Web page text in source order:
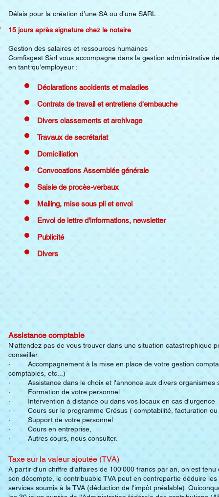
Délais pour la création d’une SA ou d’une SARL :
15 jours après signature chez le notaire
Gestion des salaires et ressources humaines
Comfisgest Sàrl vous accompagne dans la gestion administrative
en tant qu’employeur :
Assistance comptable
N'attendez pas de vous trouver dans une situation catastrophique
conseiller.
· Accompagnement à la mise en place de votre gestion
comptables, etc...)
· Assistance dans le choix et l'annonce aux divers organismes
· Formation de votre personnel
· Intervention à distance ou dans vos locaux en cas d'urgence
· Cours sur le programme Crésus ( comptabilité, facturation ou
· Support de votre personnel
· Cours en entreprise,
· Autres cours, nous consulter.
Taxe sur la valeur ajoutée (TVA)
A partir d'un chiffre d'affaires de 100'000 francs par an, on est
son décompte, le contribuable TVA peut en contrepartie déduire
services soumis à la TVA (déduction de l'impôt préalable).
Déclarations accidents et maladies
Contrats de travail et entretiens d'embauche
Divers classements et archivage
Travaux de secrétariat
Domiciliation
Convocations Assemblée générale
Saisie de procès-verbaux
Mailing, mise sous pli et envoi
Envoi de lettre d'informations, newsletter
Publicité
Divers